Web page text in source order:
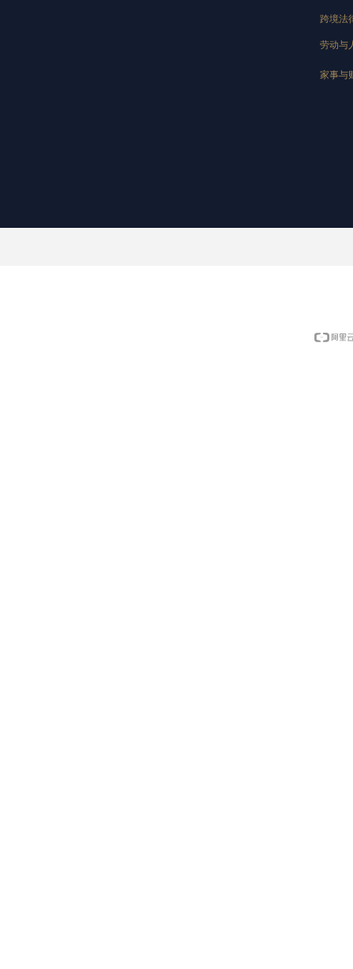
跨境法
劳动与
家事与